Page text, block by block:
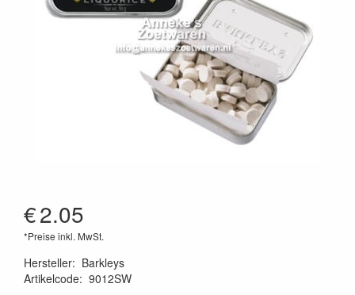
€2.05
*Preise inkl. MwSt.
Hersteller: Barkleys
Artikelcode: 9012SW